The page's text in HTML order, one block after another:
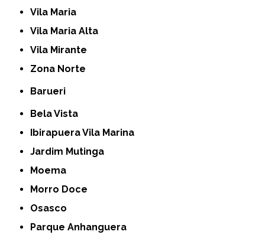
Vila Maria
Vila Maria Alta
Vila Mirante
Zona Norte
Barueri
Bela Vista
Ibirapuera Vila Marina
Jardim Mutinga
Moema
Morro Doce
Osasco
Parque Anhanguera